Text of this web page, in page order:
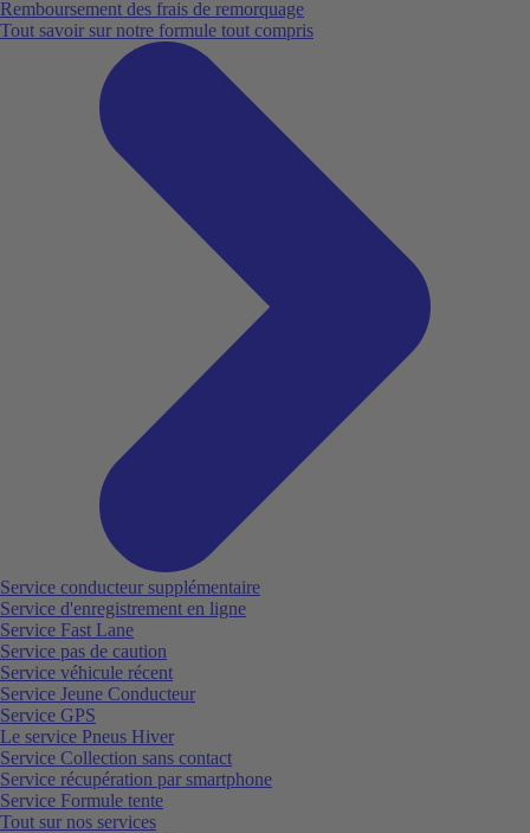
Remboursement des frais de remorquage
Tout savoir sur notre formule tout compris
Service conducteur supplémentaire
Service d'enregistrement en ligne
Service Fast Lane
Service pas de caution
Service véhicule récent
Service Jeune Conducteur
Service GPS
Le service Pneus Hiver
Service Collection sans contact
Service récupération par smartphone
Service Formule tente
Tout sur nos services